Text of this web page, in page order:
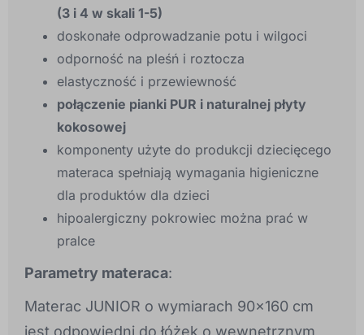
(3 i 4 w skali 1-5)
doskonałe odprowadzanie potu i wilgoci
odporność na pleśń i roztocza
elastyczność i przewiewność
połączenie pianki PUR i naturalnej płyty
kokosowej
komponenty użyte do produkcji dziecięcego
materaca spełniają wymagania higieniczne
dla produktów dla dzieci
hipoalergiczny pokrowiec można prać w
pralce
Parametry materaca:
Materac JUNIOR o wymiarach 90x160 cm
jest odpowiedni do łóżek o wewnętrznym